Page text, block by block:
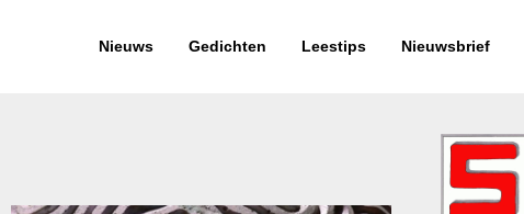
Nieuws Gedichten Leestips Nieuwsbrief